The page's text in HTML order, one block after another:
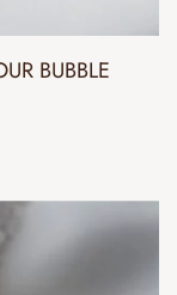
BUBBLE